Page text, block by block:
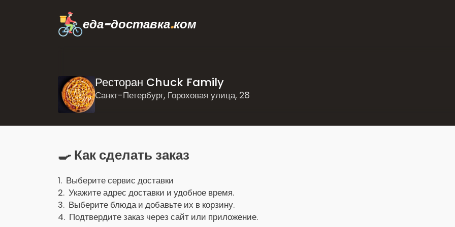
еда-доставка.ком
Ресторан Chuck Family
Санкт-Петербург, Гороховая улица, 28
🍳 Как сделать заказ
1. Выберите сервис доставки
2. Укажите адрес доставки и удобное время.
3. Выберите блюда и добавьте их в корзину.
4. Подтвердите заказ через сайт или приложение.